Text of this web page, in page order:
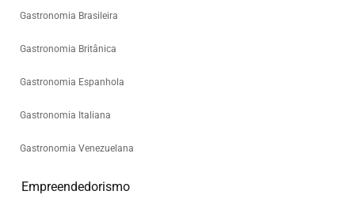
Gastronomia Brasileira
Gastronomia Britânica
Gastronomia Espanhola
Gastronomia Italiana
Gastronomia Venezuelana
Empreendedorismo